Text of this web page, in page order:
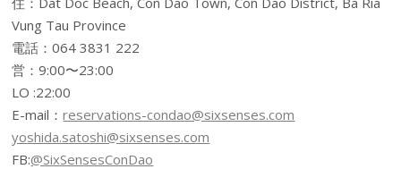
Vung Tau Province
電話：064 3831 222
営：9:00〜23:00
LO :22:00
E-mail：reservations-condao@sixsenses.com
yoshida.satoshi@sixsenses.com
FB:@SixSensesConDao